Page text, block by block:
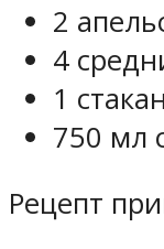
2
4
1
750 мл
Рецепт